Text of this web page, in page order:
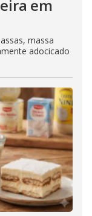
em
massa
adocicado